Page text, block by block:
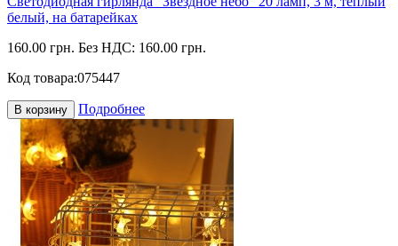
белый, на батарейках
160.00 грн. Без НДС: 160.00 грн.
Код товара:075447
В корзину Подробнее